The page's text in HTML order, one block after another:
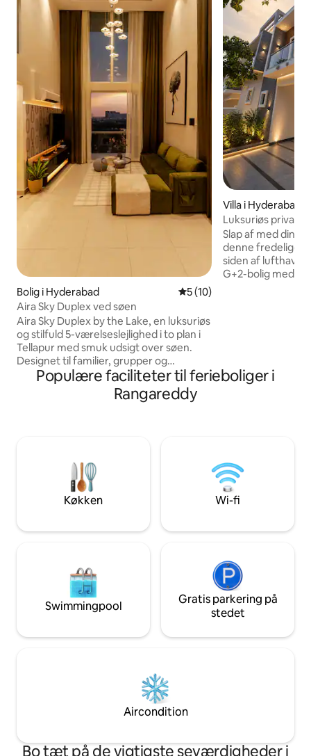
Bolig i Hyderabad 5 ud af 5 i gennemsnitlig
5 (10)
Aira Sky Duplex ved søen
Aira Sky Duplex by the Lake, en luksuriøs
og stilfuld 5-værelseslejlighed i to plan i
Tellapur med smuk udsigt over søen.
Designet til familier, grupper og
staycations. Boligen har rummelige
opholdsområder, 4 komfortable senge,
en privat sauna, PlayStation,
nærheden af Financial District,
Gachibowli og Hitech City, og lufthavnen
tilbyder den perfekte blanding af
komfort, luksus og tilgængelighed.
Villa i Hyderabad
Luksuriøs privat
tæt på lufthavnen
Slap af med din
denne fredelige
siden af
G+2-bolig med
længerevarende
Gæster har
Populære faciliteter til ferieboliger i
Rangareddy
Køkken Wi-fi
Swimmingpool
Gratis parkering på
stedet
Aircondition
Bo tæt på de vigtigste seværdigheder i